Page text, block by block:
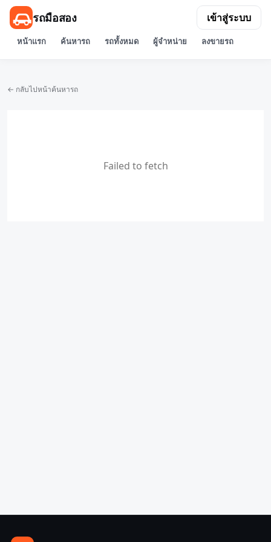
รถมือสอง
หน้าแรก ค้นหารถ รถทั้งหมด ผู้จำหน่าย ลงขายรถ
เข้าสู่ระบบ
← กลับไปหน้าค้นหารถ
Failed to fetch